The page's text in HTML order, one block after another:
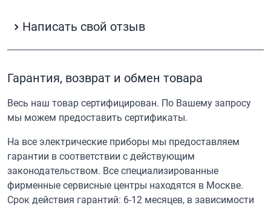
Написать свой отзыв
Гарантия, возврат и обмен товара
Весь наш товар сертифицирован. По Вашему запросу
мы можем предоставить сертификаты.
На все электрические приборы мы предоставляем
гарантии в соответствии с действующим
законодательством. Все специализированные
фирменные сервисные центры находятся в Москве.
Срок действия гарантий: 6-12 месяцев, в зависимости